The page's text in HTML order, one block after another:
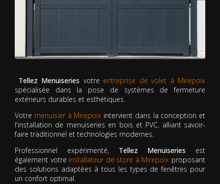
Tellez Menuiseries votre entreprise de volet à Mirepoix
spécialisée dans la pose de systèmes de fermeture
extérieurs durables et esthétiques.
Votre menuisier à Mirepoix intervient dans la conception et
l'installation de menuiseries en bois et PVC, alliant savoir-
faire traditionnel et technologies modernes.
Professionnel expérimenté, Tellez Menuiseries est
également votre installateur de store à Mirepoix proposant
des solutions adaptées à tous les types de fenêtres pour
un confort optimal.